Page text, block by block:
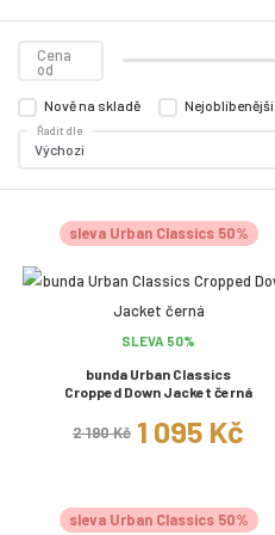
Cena
od
Nově na skladě Nejoblíbenější
Řadit dle
sleva Urban Classics 50%
SLEVA 50%
bunda Urban Classics
Cropped Down Jacket černá
2 190 Kč 1 095 Kč
sleva Urban Classics 50%